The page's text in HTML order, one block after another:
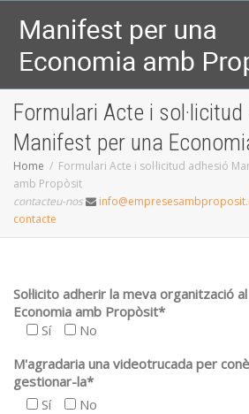
Formulari Acte i
Manifest per una
Home
Formulari Acte i sol·licitud adhesió
amb Propòsit
contacteu-nos
contacte
Sol·licito adherir la meva organització
Economia amb Propòsit*
Sí
No
M'agradaria una videotrucada per
gestionar-la*
Sí
No